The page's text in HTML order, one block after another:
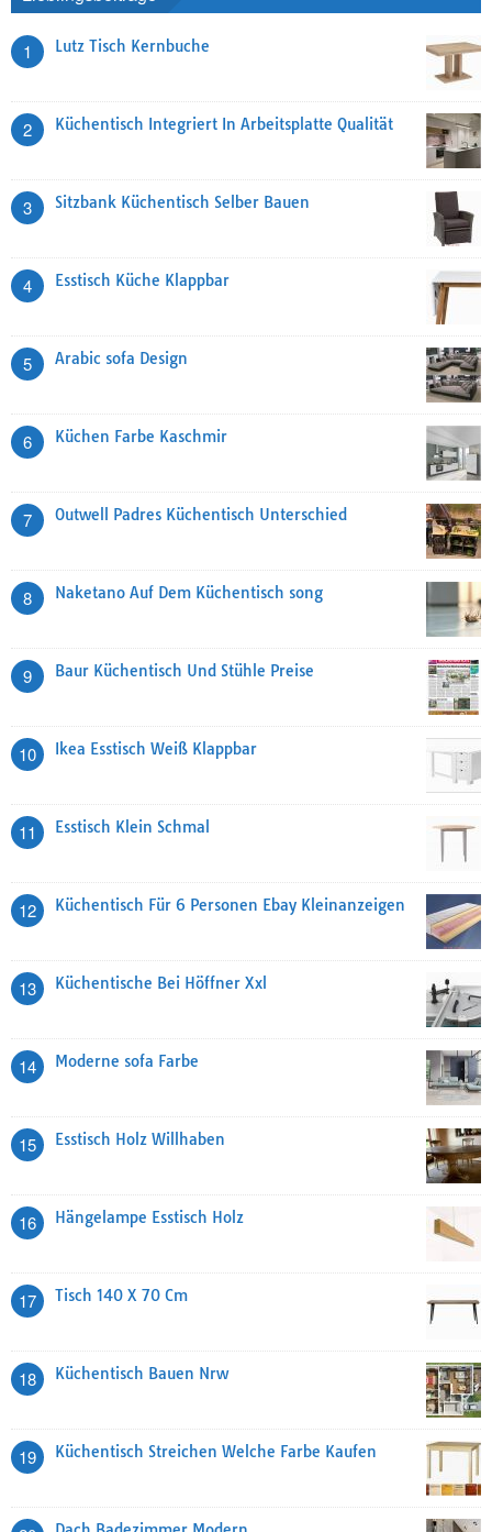
1 Lutz Tisch Kernbuche
2 Küchentisch Integriert In Arbeitsplatte Qualität
3 Sitzbank Küchentisch Selber Bauen
4 Esstisch Küche Klappbar
5 Arabic sofa Design
6 Küchen Farbe Kaschmir
7 Outwell Padres Küchentisch Unterschied
8 Naketano Auf Dem Küchentisch song
9 Baur Küchentisch Und Stühle Preise
10 Ikea Esstisch Weiß Klappbar
11 Esstisch Klein Schmal
12 Küchentisch Für 6 Personen Ebay Kleinanzeigen
13 Küchentische Bei Höffner Xxl
14 Moderne sofa Farbe
15 Esstisch Holz Willhaben
16 Hängelampe Esstisch Holz
17 Tisch 140 X 70 Cm
18 Küchentisch Bauen Nrw
19 Küchentisch Streichen Welche Farbe Kaufen